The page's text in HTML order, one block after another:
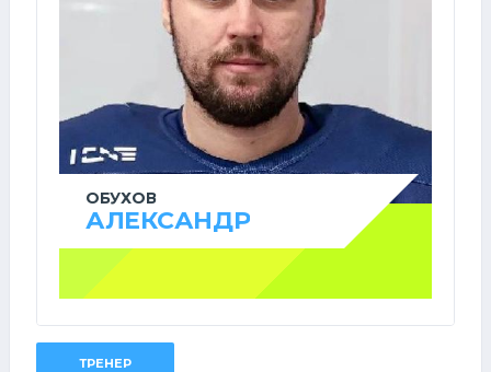
ОБУХОВ
АЛЕКСАНДР
ТРЕНЕР